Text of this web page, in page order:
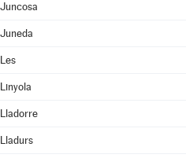
Juncosa
Juneda
Les
Linyola
Lladorre
Lladurs